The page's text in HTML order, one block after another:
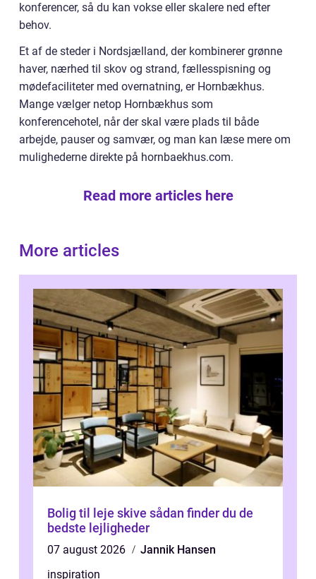
konferencer, så du kan vokse eller skalere ned efter
behov.
Et af de steder i Nordsjælland, der kombinerer grønne
haver, nærhed til skov og strand, fællesspisning og
mødefaciliteter med overnatning, er Hornbækhus.
Mange vælger netop Hornbækhus som
konferencehotel, når der skal være plads til både
arbejde, pauser og samvær, og man kan læse mere om
mulighederne direkte på hornbaekhus.com.
Read more articles here
More articles
Bolig til leje skive sådan finder du de
bedste lejligheder
07 august 2026
Jannik Hansen
inspiration